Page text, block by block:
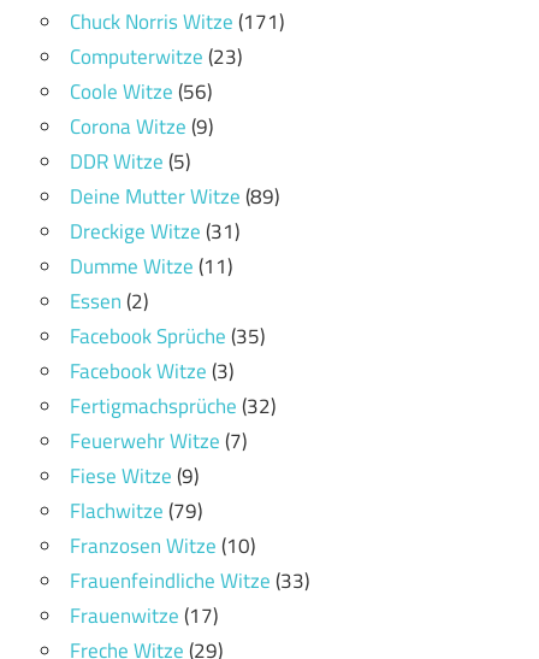
Chuck Norris Witze(171)
Computerwitze(23)
Coole Witze(56)
Corona Witze(9)
DDR Witze(5)
Deine Mutter Witze(89)
Dreckige Witze(31)
Dumme Witze(11)
Essen(2)
Facebook Sprüche(35)
Facebook Witze(3)
Fertigmachsprüche(32)
Feuerwehr Witze(7)
Fiese Witze(9)
Flachwitze(79)
Franzosen Witze(10)
Frauenfeindliche Witze(33)
Frauenwitze(17)
Freche Witze(29)